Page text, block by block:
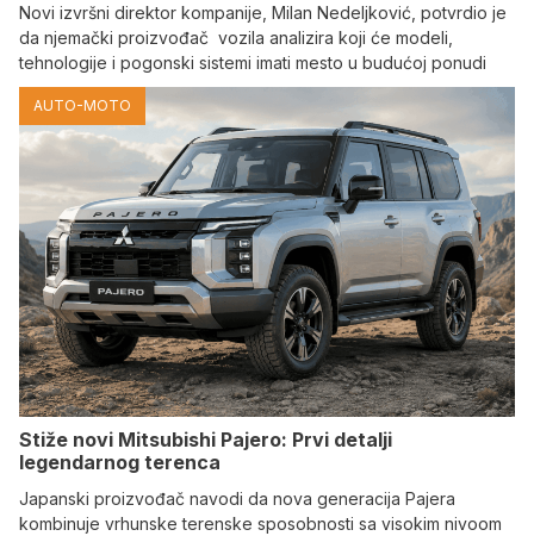
Novi izvršni direktor kompanije, Milan Nedeljković, potvrdio je
da njemački proizvođač vozila analizira koji će modeli,
tehnologije i pogonski sistemi imati mesto u budućoj ponudi
AUTO-MOTO
Stiže novi Mitsubishi Pajero: Prvi detalji
legendarnog terenca
Japanski proizvođač navodi da nova generacija Pajera
kombinuje vrhunske terenske sposobnosti sa visokim nivoom